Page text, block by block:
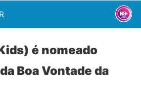
é nomeado
Boa Vontade da